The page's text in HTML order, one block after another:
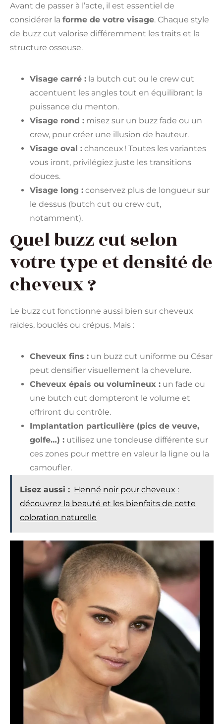
Avant de passer à l’acte, il est essentiel de
considérer la forme de votre visage. Chaque style
de buzz cut valorise différemment les traits et la
structure osseuse.
Visage carré : la butch cut ou le crew cut
accentuent les angles tout en équilibrant la
puissance du menton.
Visage rond : misez sur un buzz fade ou un
crew, pour créer une illusion de hauteur.
Visage oval : chanceux ! Toutes les variantes
vous iront, privilégiez juste les transitions
douces.
Visage long : conservez plus de longueur sur
le dessus (butch cut ou crew cut,
notamment).
Quel buzz cut selon
votre type et densité de
cheveux ?
Le buzz cut fonctionne aussi bien sur cheveux
raides, bouclés ou crépus. Mais :
Cheveux fins : un buzz cut uniforme ou César
peut densifier visuellement la chevelure.
Cheveux épais ou volumineux : un fade ou
une butch cut dompteront le volume et
offriront du contrôle.
Implantation particulière (pics de veuve,
golfe…) : utilisez une tondeuse différente sur
ces zones pour mettre en valeur la ligne ou la
camoufler.
Lisez aussi : Henné noir pour cheveux :
découvrez la beauté et les bienfaits de cette
coloration naturelle